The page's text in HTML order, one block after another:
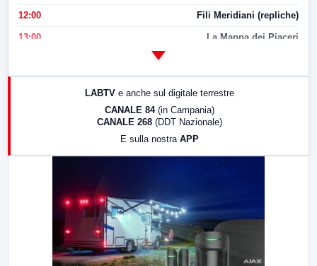
12:00 Fili Meridiani (repliche)
13:00 La Mappa dei Piaceri
LABTV e anche sul digitale terrestre
CANALE 84 (in Campania)
CANALE 268 (DDT Nazionale)
E sulla nostra APP